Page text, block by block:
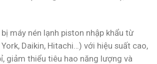
máy nén lạnh piston nhập khẩu từ
Daikin, Hitachi…) với hiệu suất cao,
giảm thiểu tiêu hao năng lượng và